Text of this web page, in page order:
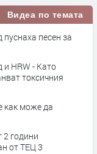
Видеа по темата
песен за
токсичния
как може да
години
от ТЕЦ 3